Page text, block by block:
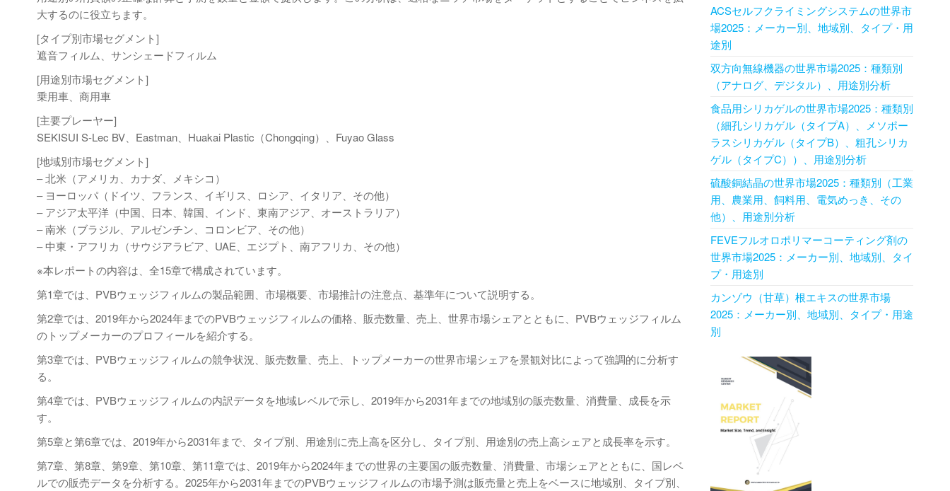
大するのに役立ちます。
[タイプ別市場セグメント]
遮音フィルム、サンシェードフィルム
[用途別市場セグメント]
乗用車、商用車
[主要プレーヤー]
SEKISUI S-Lec BV、Eastman、Huakai Plastic（Chongqing）、Fuyao Glass
[地域別市場セグメント]
– 北米（アメリカ、カナダ、メキシコ）
– ヨーロッパ（ドイツ、フランス、イギリス、ロシア、イタリア、その他）
– アジア太平洋（中国、日本、韓国、インド、東南アジア、オーストラリア）
– 南米（ブラジル、アルゼンチン、コロンビア、その他）
– 中東・アフリカ（サウジアラビア、UAE、エジプト、南アフリカ、その他）
※本レポートの内容は、全15章で構成されています。
第1章では、PVBウェッジフィルムの製品範囲、市場概要、市場推計の注意点、基準年について説明する。
第2章では、2019年から2024年までのPVBウェッジフィルムの価格、販売数量、売上、世界市場シェアとともに、PVBウェッジフィルム
のトップメーカーのプロフィールを紹介する。
第3章では、PVBウェッジフィルムの競争状況、販売数量、売上、トップメーカーの世界市場シェアを景観対比によって強調的に分析す
る。
第4章では、PVBウェッジフィルムの内訳データを地域レベルで示し、2019年から2031年までの地域別の販売数量、消費量、成長を示
す。
第5章と第6章では、2019年から2031年まで、タイプ別、用途別に売上高を区分し、タイプ別、用途別の売上高シェアと成長率を示す。
第7章、第8章、第9章、第10章、第11章では、2019年から2024年までの世界の主要国の販売数量、消費量、市場シェアとともに、国レベ
ルでの販売データを分析する。2025年から2031年までのPVBウェッジフィルムの市場予測は販売量と売上をベースに地域別、タイプ別、
ACSセルフクライミングシステムの世界市
場2025：メーカー別、地域別、タイプ・用
途別
双方向無線機器の世界市場2025：種類別
（アナログ、デジタル）、用途別分析
食品用シリカゲルの世界市場2025：種類別
（細孔シリカゲル（タイプA）、メソポー
ラスシリカゲル（タイプB）、粗孔シリカ
ゲル（タイプC））、用途別分析
硫酸銅結晶の世界市場2025：種類別（工業
用、農業用、飼料用、電気めっき、その
他）、用途別分析
FEVEフルオロポリマーコーティング剤の
世界市場2025：メーカー別、地域別、タイ
プ・用途別
カンゾウ（甘草）根エキスの世界市場
2025：メーカー別、地域別、タイプ・用途
別